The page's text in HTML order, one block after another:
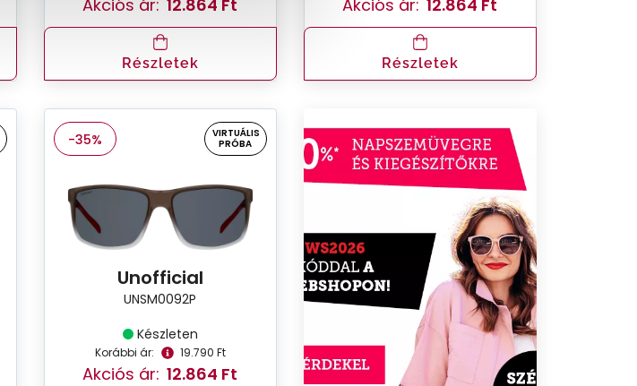
Akciós ár: 12.864 Ft
Részletek
Akciós ár: 12.864 Ft
Részletek
-35%
VIRTUÁLIS
PRÓBA
Unofficial
UNSM0092P
Készleten
Korábbi ár: 19.790 Ft
Akciós ár: 12.864 Ft